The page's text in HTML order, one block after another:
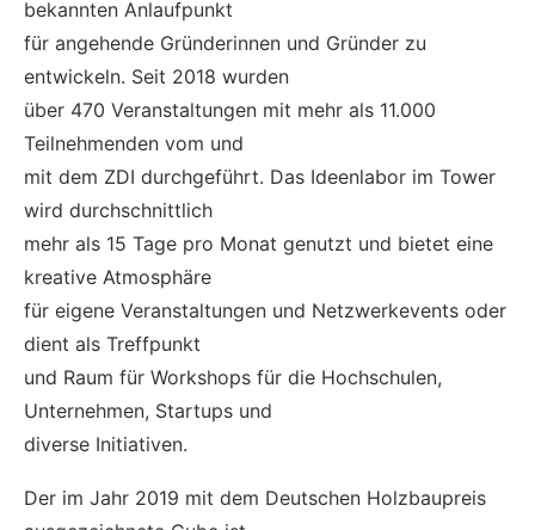
bekannten Anlaufpunkt
für angehende Gründerinnen und Gründer zu
entwickeln. Seit 2018 wurden
über 470 Veranstaltungen mit mehr als 11.000
Teilnehmenden vom und
mit dem ZDI durchgeführt. Das Ideenlabor im Tower
wird durchschnittlich
mehr als 15 Tage pro Monat genutzt und bietet eine
kreative Atmosphäre
für eigene Veranstaltungen und Netzwerkevents oder
dient als Treffpunkt
und Raum für Workshops für die Hochschulen,
Unternehmen, Startups und
diverse Initiativen.
Der im Jahr 2019 mit dem Deutschen Holzbaupreis